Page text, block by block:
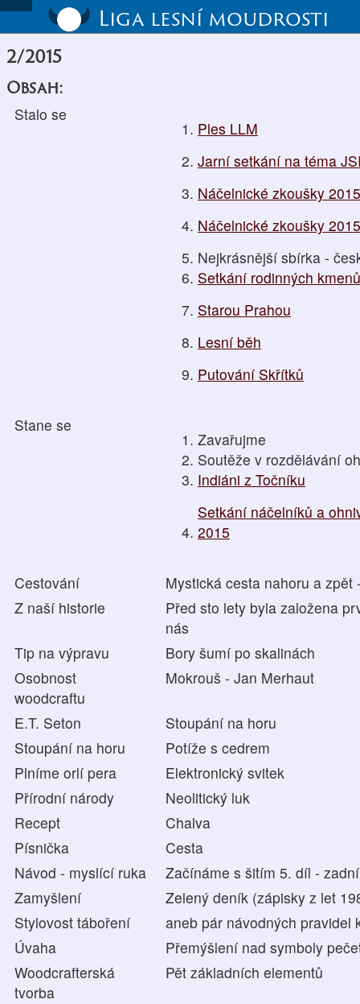
Liga lesní moudrosti
2/2015
Obsah:
Stalo se
Ples LLM
Jarní setkání na téma
Náčelnické zkoušky
Náčelnické zkoušky
Nejkrásnější sbírka -
Setkání rodinných kmenů
Starou Prahou
Lesní běh
Putování Skřítků
Stane se
Zavařujme
Soutěže v rozdělávání
Indiáni z Točníku
Setkání náčelníků a
2015
Cestování
Mystická cesta nahoru a zpět
Z naší historie
Před sto lety byla založena
nás
Tip na výpravu
Bory šumí po skalinách
Osobnost
woodcraftu
Mokrouš - Jan Merhaut
E.T. Seton
Stoupání na horu
Stoupání na horu
Potíže s cedrem
Plníme orlí pera
Elektronický svitek
Přírodní národy
Neolitický luk
Recept
Chalva
Písnička
Cesta
Návod - myslící ruka
Začínáme s šitím 5. díl -
Zamyšlení
Zelený deník (zápisky z let
Stylovost táboření
aneb pár návodných pravidel
Úvaha
Přemýšlení nad symboly
Woodcrafterská
tvorba
Pět základních elementů